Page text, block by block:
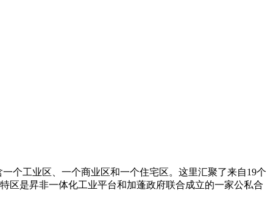
个工业区、一个商业区和一个住宅区。这里汇聚了来自19个
区是昇非一体化工业平台和加蓬政府联合成立的一家公私合